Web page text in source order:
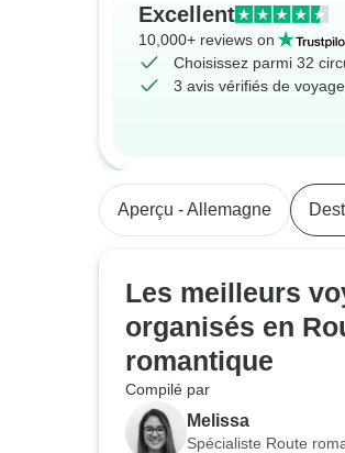
Excellent
10,000+ reviews on
Choisissez parmi 32
3 avis vérifiés de
Aperçu - Allemagne
Les meilleurs
organisés en
romantique
Compilé par
Melissa
Spécialiste Route